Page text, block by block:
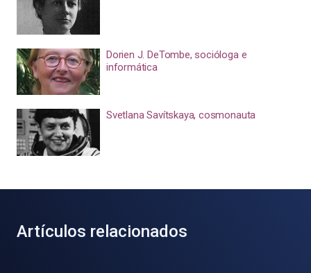
Dorien J. DeTombe, socióloga e
informática
Svetlana Savítskaya, cosmonauta
Artículos relacionados